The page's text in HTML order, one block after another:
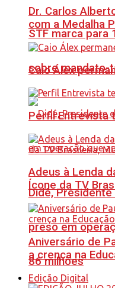
STF marca para
sobre mandato-
Didê,
preso em
86 milhões
Dr. Carlos
com a Medalha
Caio Álex
Perfil Entrevista
Adeus à Lenda
Ícone da TV
Aniversário de
a crença na
Edição Digital